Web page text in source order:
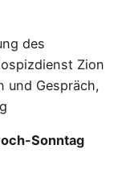
des
Zion
und Gespräch,
Sonntag